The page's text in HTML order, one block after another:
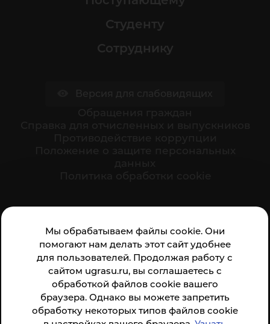
Мы обрабатываем файлы cookie. Они
помогают нам делать этот сайт удобнее
для пользователей. Продолжая работу с
сайтом ugrasu.ru, вы соглашаетесь с
обработкой файлов cookie вашего
браузера. Однако вы можете запретить
обработку некоторых типов файлов cookie
Студенту
Сотруднику
организации:
Анкета доступна по QR-коду, а так же по прямой